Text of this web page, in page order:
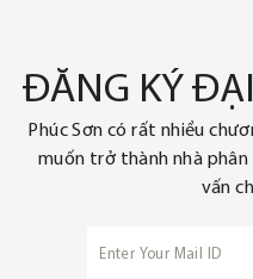
ĐĂNG KÝ
Phúc Sơn có rất nhiều
muốn trở thành nhà
vấn